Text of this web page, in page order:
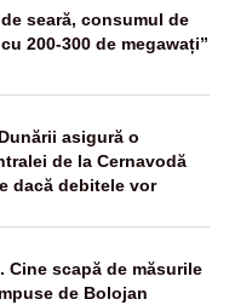
seară, consumul de
200-300 de megawați”
asigură o
de la Cernavodă
dacă debitele vor
Cine scapă de măsurile
de Bolojan